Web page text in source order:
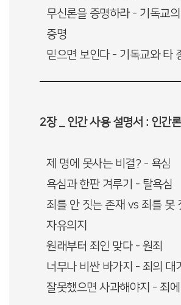
무신론을 증명하라 - 기독교
증명
믿으면 보인다 - 기독교와 타
2장 _ 인간 사용 설명서 : 인간론
제 명에 못사는 비결? - 욕심
욕심과 한판 겨루기 - 탈욕심
죄를 안 짓는 존재 vs 죄를 못
자유의지
원래부터 죄인 맞다 - 원죄
너무나 비싼 바가지 - 죄의 대
잘못했으면 사과해야지 - 죄